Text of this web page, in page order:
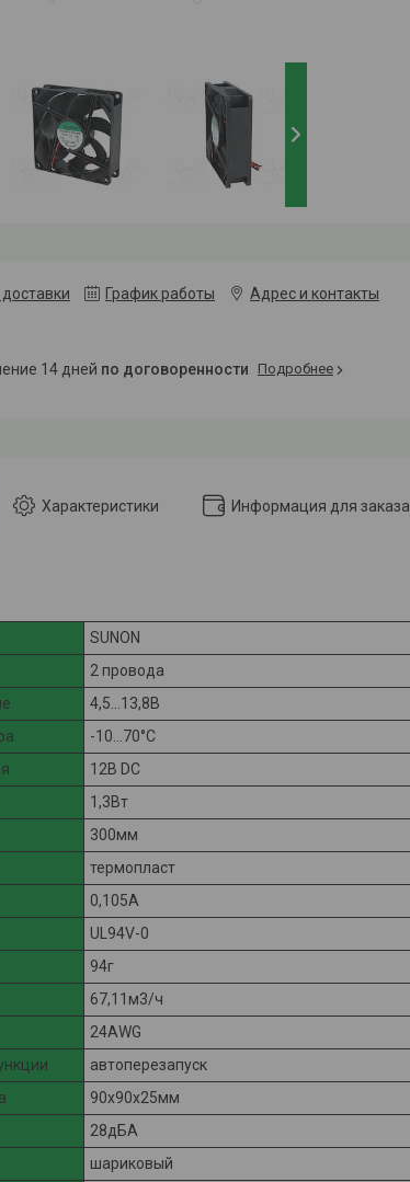
График работы Адрес и контакты
14 дней по договоренности Подробнее
Характеристики Информация для заказа
SUNON
2 провода
4,5...13,8В
-10...70°C
12В DC
1,3Вт
300мм
термопласт
0,105А
UL94V-0
94г
67,11м3/ч
24AWG
автоперезапуск
90x90x25мм
28дБА
шариковый